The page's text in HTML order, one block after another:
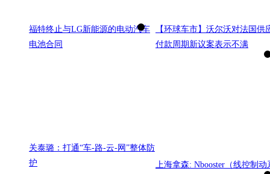
福特终止与LG新能源的电动汽车
电池合同
【环球车市】沃尔沃对法国供
付款周期新议案表示不满
关泰璐：打通“车-路-云-网”整体防
护
上海拿森: Nbooster（线控制动